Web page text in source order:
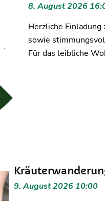
8. August 2026
Herzliche
sowie
Für das leibliche
9. August 2026 10:00